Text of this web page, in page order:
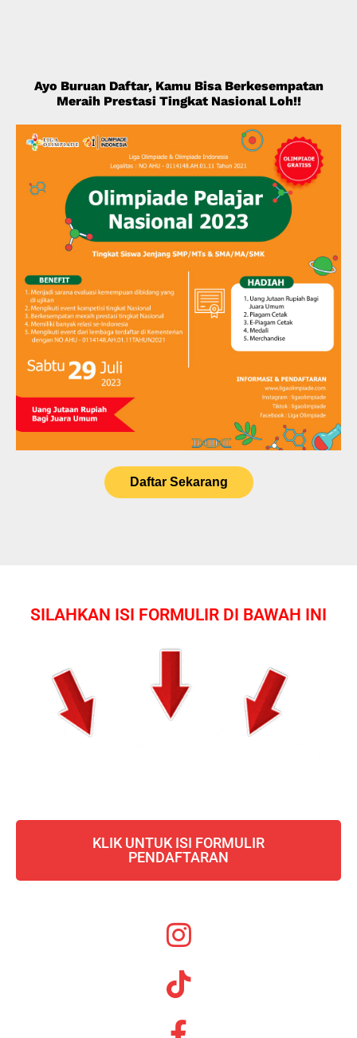
Ayo Buruan Daftar, Kamu Bisa Berkesempatan
Meraih Prestasi Tingkat Nasional Loh!!
Daftar Sekarang
SILAHKAN ISI FORMULIR DI BAWAH INI
KLIK UNTUK ISI FORMULIR
PENDAFTARAN